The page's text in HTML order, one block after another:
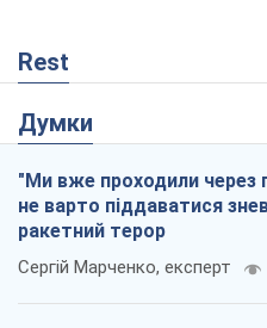
Rest
Думки
"Ми вже проходили через
не варто піддаватися
ракетний терор
Сергій Марченко, експерт